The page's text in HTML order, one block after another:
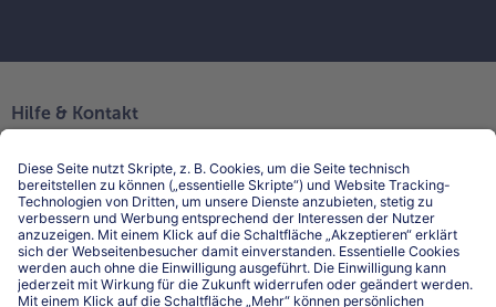
Hilfe & Kontakt
Kontakt
FAQ
Service